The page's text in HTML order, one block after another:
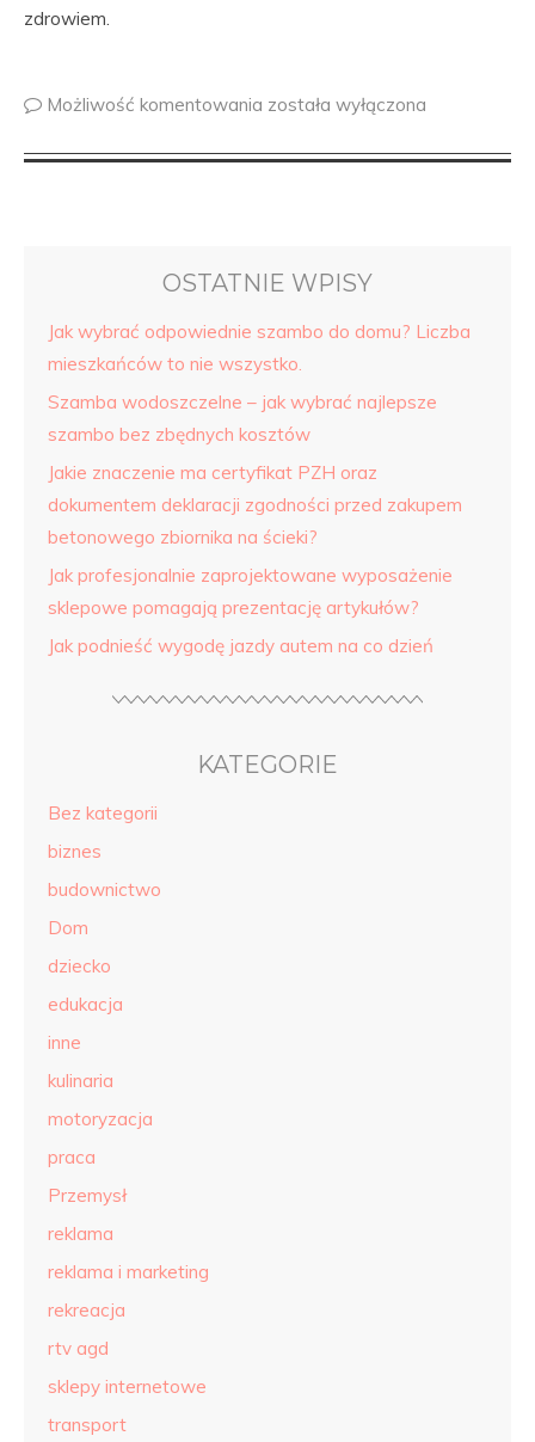
zdrowiem.
Możliwość komentowania została wyłączona
OSTATNIE WPISY
Jak wybrać odpowiednie szambo do domu? Liczba
mieszkańców to nie wszystko.
Szamba wodoszczelne – jak wybrać najlepsze
szambo bez zbędnych kosztów
Jakie znaczenie ma certyfikat PZH oraz
dokumentem deklaracji zgodności przed zakupem
betonowego zbiornika na ścieki?
Jak profesjonalnie zaprojektowane wyposażenie
sklepowe pomagają prezentację artykułów?
Jak podnieść wygodę jazdy autem na co dzień
KATEGORIE
Bez kategorii
biznes
budownictwo
Dom
dziecko
edukacja
inne
kulinaria
motoryzacja
praca
Przemysł
reklama
reklama i marketing
rekreacja
rtv agd
sklepy internetowe
transport